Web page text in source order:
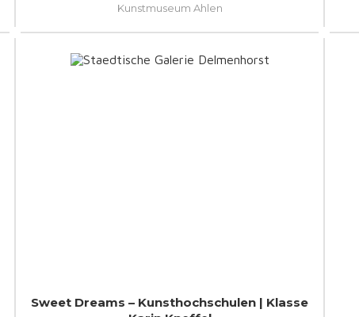
Kunstmuseum Ahlen
Sweet Dreams – Kunsthochschulen | Klasse